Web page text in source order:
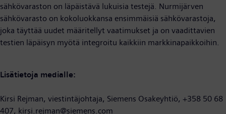
sähkövaraston on läpäistävä lukuisia testejä. Nurmijärven
sähkövarasto on kokoluokkansa ensimmäisiä sähkövarastoja,
joka täyttää uudet määritellyt vaatimukset ja on vaadittavien
testien läpäisyn myötä integroitu kaikkiin markkinapaikkoihin.
Lisätietoja medialle:
Kirsi Rejman, viestintäjohtaja, Siemens Osakeyhtiö, +358 50 68
407, kirsi.rejman@siemens.com